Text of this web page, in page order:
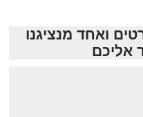
ואחד מנציגנו